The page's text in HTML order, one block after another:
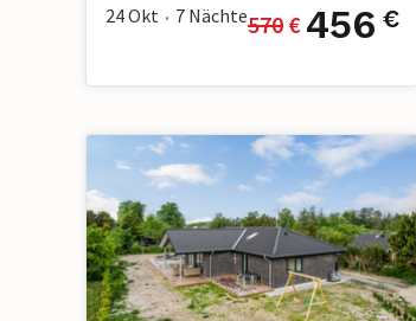
24 Okt • 7 Nächte570 € 456 €